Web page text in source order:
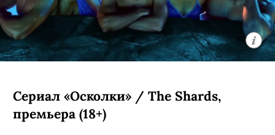
Сериал «Осколки» / The Shards,
премьера (18+)